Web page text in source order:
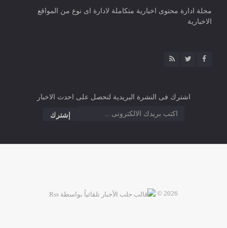
مجلة ادارة محتوى اخبارية متكاملة لادارة اى نوع من المواقع
الاخبارية
اشترك فى النشرة البريدية لتحصل على احدث الاخبار
2026 ©